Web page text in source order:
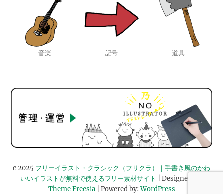
音楽 記号 道具
c 2025 フリーイラスト・クラシック（フリクラ）｜手書き風のかわ
いいイラストが無料で使えるフリー素材サイト
| Designed by:
Theme Freesia| Powered by:WordPress